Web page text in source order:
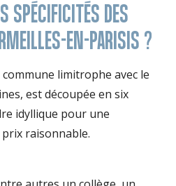
SPÉCIFICITÉS DES
EN-PARISIS ?
limitrophe avec le
est découpée en six
idyllique pour une
raisonnable.